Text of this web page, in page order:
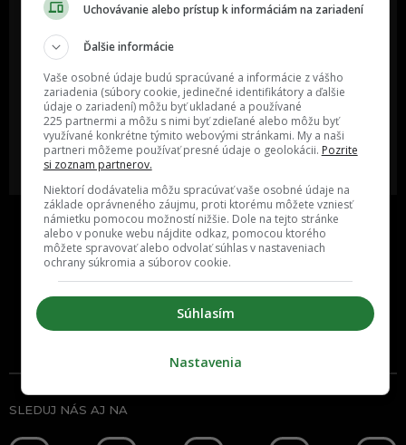
Oslov reklamou viac ako milión
ľudí v rôznych vekových
kategóriách a na rôznych
sociálnych sieťach a nakopni svoj
biznis alebo produkt.
MÁM ZÁUJEM O
SPOLUPRÁCU
poznáš niekoho, o kom by sme
mali určite napísať?
POŠLI NÁM TIP NA ČLÁNOK
Inzercia Cenník
SLEDUJ NÁS AJ NA
Uchovávanie alebo prístup k informáciám na zariadení
Ďalšie informácie
Vaše osobné údaje budú spracúvané a informácie z vášho
zariadenia (súbory cookie, jedinečné identifikátory a ďalšie
údaje o zariadení) môžu byť ukladané a používané
225 partnermi a môžu s nimi byť zdieľané alebo môžu byť
využívané konkrétne týmito webovými stránkami. My a naši
partneri môžeme používať presné údaje o geolokácii. Pozrite
si zoznam partnerov.
Niektorí dodávatelia môžu spracúvať vaše osobné údaje na
základe oprávneného záujmu, proti ktorému môžete vzniesť
námietku pomocou možností nižšie. Dole na tejto stránke
alebo v ponuke webu nájdite odkaz, pomocou ktorého
môžete spravovať alebo odvolať súhlas v nastaveniach
ochrany súkromia a súborov cookie.
Súhlasím
Nastavenia